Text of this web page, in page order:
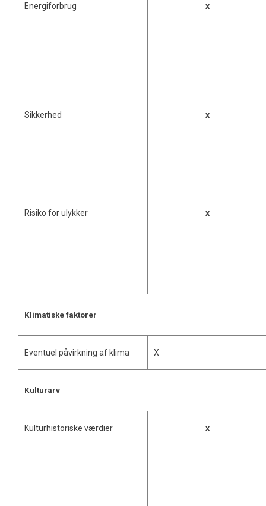
Energiforbrug x
Sikkerhed x
Risiko for ulykker x
Klimatiske faktorer
Eventuel påvirkning af klima X
Kulturarv
Kulturhistoriske værdier x